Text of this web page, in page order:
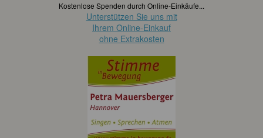
Kostenlose Spenden durch Online-Einkäufe...
Unterstützen Sie uns mit
Ihrem Online-Einkauf
ohne Extrakosten